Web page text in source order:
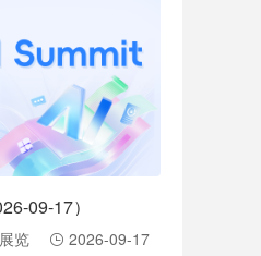
09-17）
览
2026-09-17